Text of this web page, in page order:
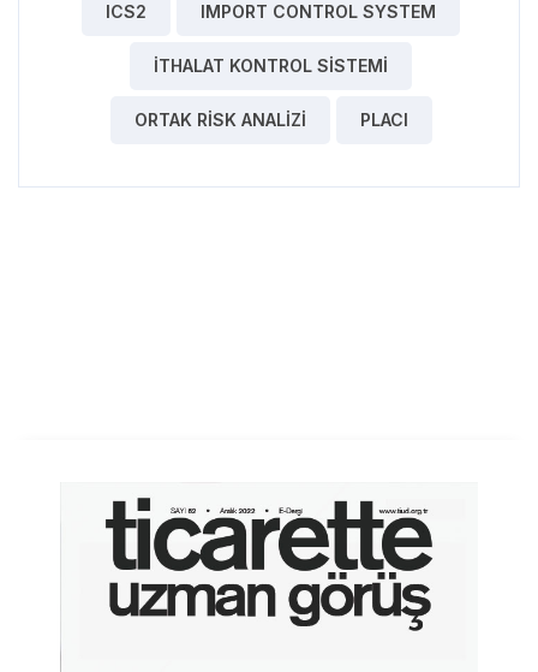
ICS2 IMPORT CONTROL SYSTEM
ITHALAT KONTROL SISTEMI
ORTAK RISK ANALIZI PLACI